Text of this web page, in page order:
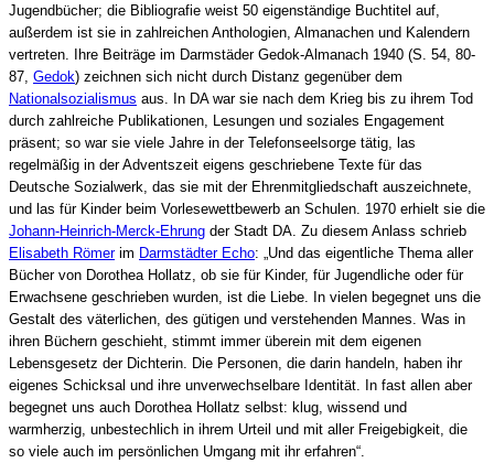
Jugendbücher; die Bibliografie weist 50 eigenständige Buchtitel auf,
außerdem ist sie in zahlreichen Anthologien, Almanachen und Kalendern
vertreten. Ihre Beiträge im Darmstäder Gedok-Almanach 1940 (S. 54, 80-
87, Gedok) zeichnen sich nicht durch Distanz gegenüber dem
Nationalsozialismus aus. In DA war sie nach dem Krieg bis zu ihrem Tod
durch zahlreiche Publikationen, Lesungen und soziales Engagement
präsent; so war sie viele Jahre in der Telefonseelsorge tätig, las
regelmäßig in der Adventszeit eigens geschriebene Texte für das
Deutsche Sozialwerk, das sie mit der Ehrenmitgliedschaft auszeichnete,
und las für Kinder beim Vorlesewettbewerb an Schulen. 1970 erhielt sie die
Johann-Heinrich-Merck-Ehrung der Stadt DA. Zu diesem Anlass schrieb
Elisabeth Römerim Darmstädter Echo: „Und das eigentliche Thema aller
Bücher von Dorothea Hollatz, ob sie für Kinder, für Jugendliche oder für
Erwachsene geschrieben wurden, ist die Liebe. In vielen begegnet uns die
Gestalt des väterlichen, des gütigen und verstehenden Mannes. Was in
ihren Büchern geschieht, stimmt immer überein mit dem eigenen
Lebensgesetz der Dichterin. Die Personen, die darin handeln, haben ihr
eigenes Schicksal und ihre unverwechselbare Identität. In fast allen aber
begegnet uns auch Dorothea Hollatz selbst: klug, wissend und
warmherzig, unbestechlich in ihrem Urteil und mit aller Freigebigkeit, die
so viele auch im persönlichen Umgang mit ihr erfahren“.